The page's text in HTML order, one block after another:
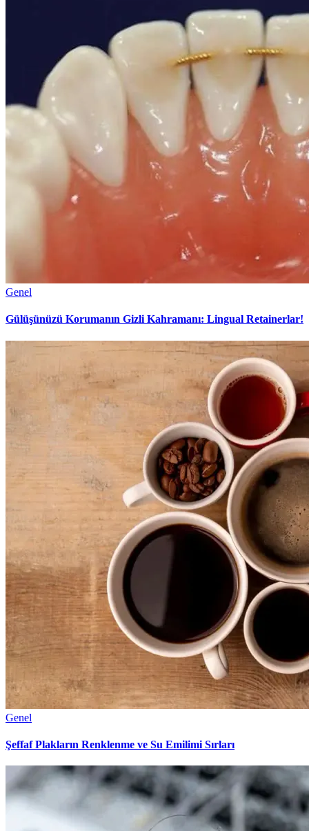
Genel
Gülüşünüzü Korumanın Gizli Kahramanı: Lingual Retainerlar!
Genel
Şeffaf Plakların Renklenme ve Su Emilimi Sırları